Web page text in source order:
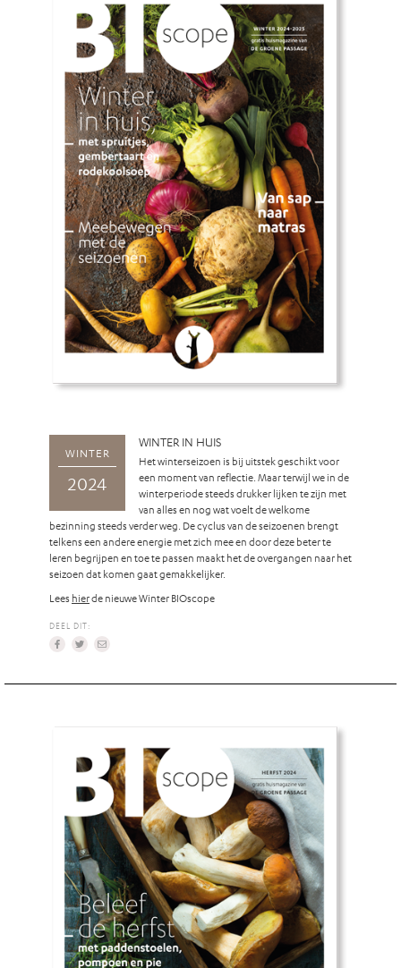
WINTER
2024
WINTER IN HUIS
Het winterseizoen is bij uitstek geschikt voor
een moment van reflectie. Maar terwijl we in de
winterperiode steeds drukker lijken te zijn met
van alles en nog wat voelt de welkome
bezinning steeds verder weg. De cyclus van de seizoenen brengt
telkens een andere energie met zich mee en door deze beter te
leren begrijpen en toe te passen maakt het de overgangen naar het
seizoen dat komen gaat gemakkelijker.
Leeshierde nieuwe Winter BIOscope
DEEL DIT: